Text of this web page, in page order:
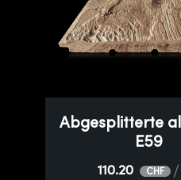
Abgesplitterte
E59
110.20 CHF /